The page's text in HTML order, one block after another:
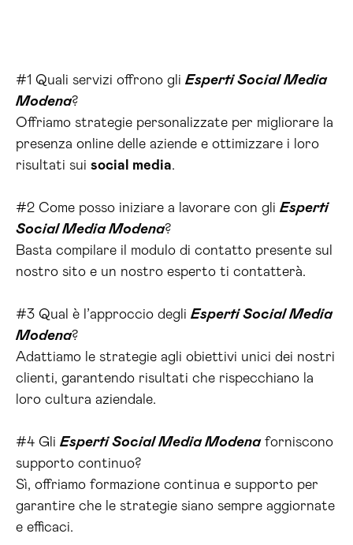
#1 Quali servizi offrono gli Esperti Social Media
Modena?
Offriamo strategie personalizzate per migliorare la
presenza online delle aziende e ottimizzare i loro
risultati sui social media.
#2 Come posso iniziare a lavorare con gli Esperti
Social Media Modena?
Basta compilare il modulo di contatto presente sul
nostro sito e un nostro esperto ti contatterà.
#3 Qual è l’approccio degli Esperti Social Media
Modena?
Adattiamo le strategie agli obiettivi unici dei nostri
clienti, garantendo risultati che rispecchiano la
loro cultura aziendale.
#4 Gli Esperti Social Media Modenaforniscono
supporto continuo?
Sì, offriamo formazione continua e supporto per
garantire che le strategie siano sempre aggiornate
e efficaci.